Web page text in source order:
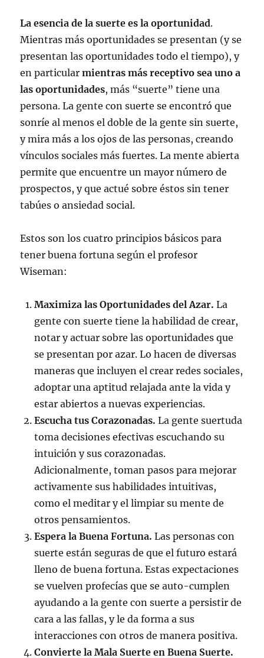
La esencia de la suerte es la oportunidad.
Mientras más oportunidades se presentan (y se
presentan las oportunidades todo el tiempo), y
en particularmientras más receptivo sea uno a
las oportunidades, más “suerte” tiene una
persona. La gente con suerte se encontró que
sonríe al menos el doble de la gente sin suerte,
y mira más a los ojos de las personas, creando
vínculos sociales más fuertes. La mente abierta
permite que encuentre un mayor número de
prospectos, y que actué sobre éstos sin tener
tabúes o ansiedad social.
Estos son los cuatro principios básicos para
tener buena fortuna según el profesor
Wiseman:
Maximiza las Oportunidades del Azar. La
gente con suerte tiene la habilidad de crear,
notar y actuar sobre las oportunidades que
se presentan por azar. Lo hacen de diversas
maneras que incluyen el crear redes sociales,
adoptar una aptitud relajada ante la vida y
estar abiertos a nuevas experiencias.
Escucha tus Corazonadas. La gente suertuda
toma decisiones efectivas escuchando su
intuición y sus corazonadas.
Adicionalmente, toman pasos para mejorar
activamente sus habilidades intuitivas,
como el meditar y el limpiar su mente de
otros pensamientos.
Espera la Buena Fortuna. Las personas con
suerte están seguras de que el futuro estará
lleno de buena fortuna. Estas expectaciones
se vuelven profecías que se auto-cumplen
ayudando a la gente con suerte a persistir de
cara a las fallas, y le da forma a sus
interacciones con otros de manera positiva.
Convierte la Mala Suerte en Buena Suerte.